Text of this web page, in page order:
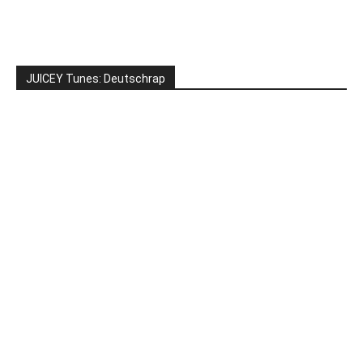
JUICEY Tunes: Deutschrap